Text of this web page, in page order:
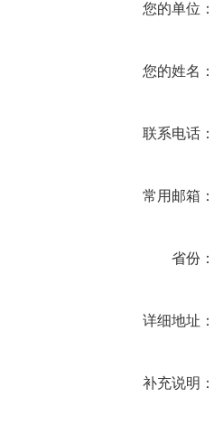
您的单位
您的姓名
联系电话
常用邮箱
省份
详细地址
补充说明